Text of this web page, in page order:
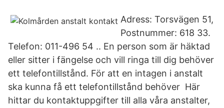
Adress: Torsvägen 51,
Postnummer: 618 33.
Telefon: 011-496 54 .. En person som är häktad
eller sitter i fängelse och vill ringa till dig behöver
ett telefontillstånd. För att en intagen i anstalt
ska kunna få ett telefontillstånd behöver Här
hittar du kontaktuppgifter till alla våra anstalter,